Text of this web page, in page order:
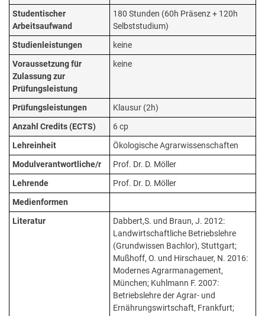
Studentischer
Arbeitsaufwand
180 Stunden (60h Präsenz + 120h
Selbststudium)
Studienleistungen
keine
Voraussetzung für
Zulassung zur
Prüfungsleistung
keine
Prüfungsleistungen
Klausur (2h)
Anzahl Credits (ECTS)
6 cp
Lehreinheit
Ökologische Agrarwissenschaften
Modulverantwortliche/r
Prof. Dr. D. Möller
Lehrende
Prof. Dr. D. Möller
Medienformen
Literatur
Dabbert,S. und Braun, J. 2012:
Landwirtschaftliche Betriebslehre
(Grundwissen Bachlor), Stuttgart;
Mußhoff, O. und Hirschauer, N. 2016:
Modernes Agrarmanagement,
München; Kuhlmann F. 2007:
Betriebslehre der Agrar- und
Ernährungswirtschaft, Frankfurt;